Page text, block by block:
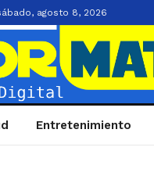
agosto 8, 2026
Entretenimiento